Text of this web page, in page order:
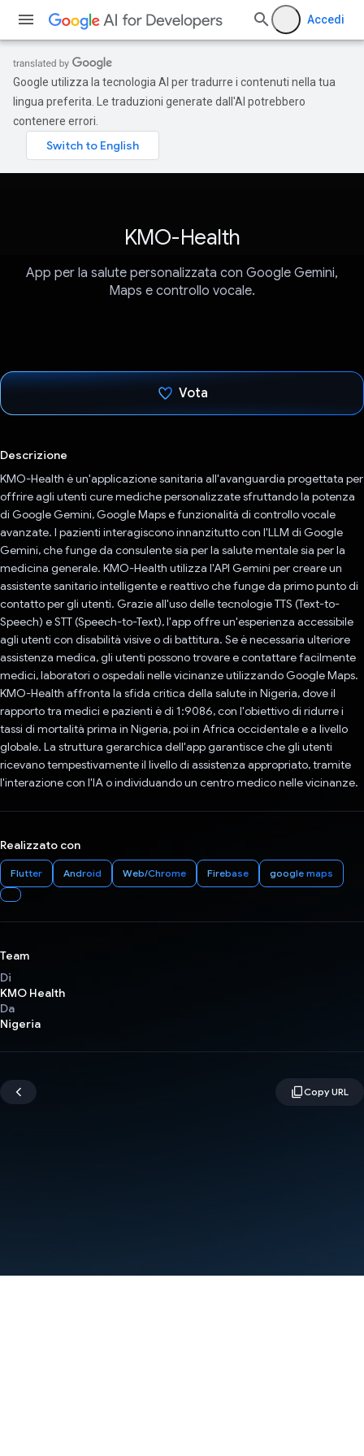
Accedi
Google utilizza la tecnologia AI per tradurre i contenuti nella tua
lingua preferita. Le traduzioni generate dall'AI potrebbero
contenere errori.
KMO-Health
App per la salute personalizzata con Google Gemini,
Maps e controllo vocale.
Vota
Descrizione
KMO-Health è un'applicazione sanitaria all'avanguardia progettata per
offrire agli utenti cure mediche personalizzate sfruttando la potenza
di Google Gemini, Google Maps e funzionalità di controllo vocale
avanzate. I pazienti interagiscono innanzitutto con l'LLM di Google
Gemini, che funge da consulente sia per la salute mentale sia per la
medicina generale. KMO-Health utilizza l'API Gemini per creare un
assistente sanitario intelligente e reattivo che funge da primo punto di
contatto per gli utenti. Grazie all'uso delle tecnologie TTS (Text-to-
Speech) e STT (Speech-to-Text), l'app offre un'esperienza accessibile
agli utenti con disabilità visive o di battitura. Se è necessaria ulteriore
assistenza medica, gli utenti possono trovare e contattare facilmente
medici, laboratori o ospedali nelle vicinanze utilizzando Google Maps.
KMO-Health affronta la sfida critica della salute in Nigeria, dove il
rapporto tra medici e pazienti è di 1:9086, con l'obiettivo di ridurre i
tassi di mortalità prima in Nigeria, poi in Africa occidentale e a livello
globale. La struttura gerarchica dell'app garantisce che gli utenti
ricevano tempestivamente il livello di assistenza appropriato, tramite
l'interazione con l'IA o individuando un centro medico nelle vicinanze.
Realizzato con
Flutter Android Web/Chrome Firebase google maps
Team
Di
KMO Health
Da
Nigeria